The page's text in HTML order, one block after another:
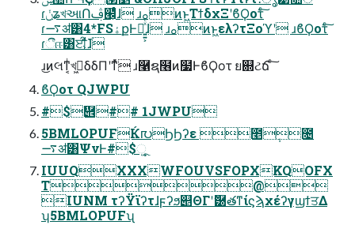
ɾݩʑখઆՈࢤ๬͕ͩͬͨɺ ɹࡀͷͱ͖ΤϯδχΞʹϐϘοτͨ͠
ɾ࠷ॳ͸4*FSۀքͰಇ͍͍͕ͯͨɺ ɹࡀͷͱ͖ελʔτΞοϓʹ ɹϐϘοτͨ͠
ɾීஈ͸ਈ͕࢜ͩɺ
ɹ͜ͷલͳ͔ͥখٽ͖δδΠʹͳͬͯ ɹ࿡ຊ໦ͷ໷ͰϐϘοτ ย଍ટճ ͨ͠
ϐϘοτ QJWPU
#$὎## 1JWPU
5BMLOPUFЌ൛ϦϦʔε ೥݄೔
࠷ॳ͸ΨνͰ#$ૂ͍
IUUQXXXWFOUVSFOPXKQOFX
T@
IUNM τʔΫϊʔτɺϝʔϧ୅ΘΓʹޮ཰తͳίϛϡχέʔγϣϯਤΔ
ʮ5BMLOPUFʯ